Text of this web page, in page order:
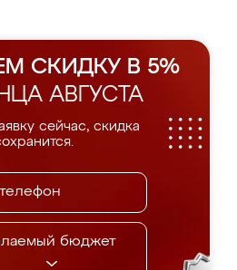
СКИДКУ В 5%
АВГУСТА
сейчас, скидка
бюджет